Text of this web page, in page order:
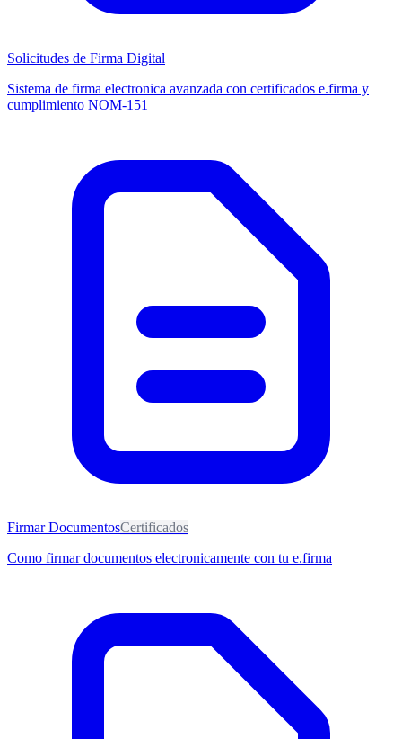
Solicitudes de Firma Digital
Sistema de firma electronica avanzada con certificados e.firma y
cumplimiento NOM-151
Firmar DocumentosCertificados
Como firmar documentos electronicamente con tu e.firma